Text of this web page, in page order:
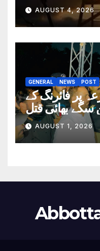
AUGUST 4, 2026
GENERAL NEWS POST
پر فائرنگ کے
سگے بھائی قتل
AUGUST 1, 2026